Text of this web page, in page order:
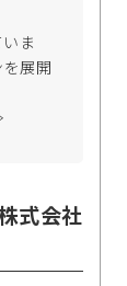
ま
展開
式会社